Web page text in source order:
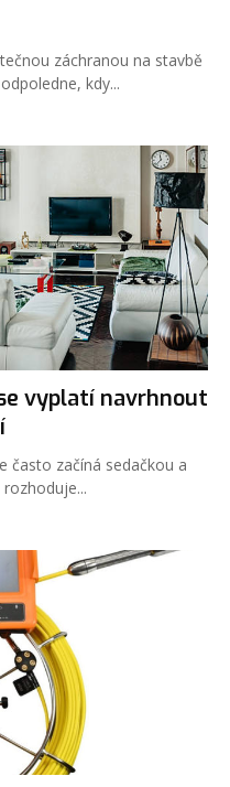
záchranou na stavbě
kdy...
vyplatí navrhnout
často začíná sedačkou a